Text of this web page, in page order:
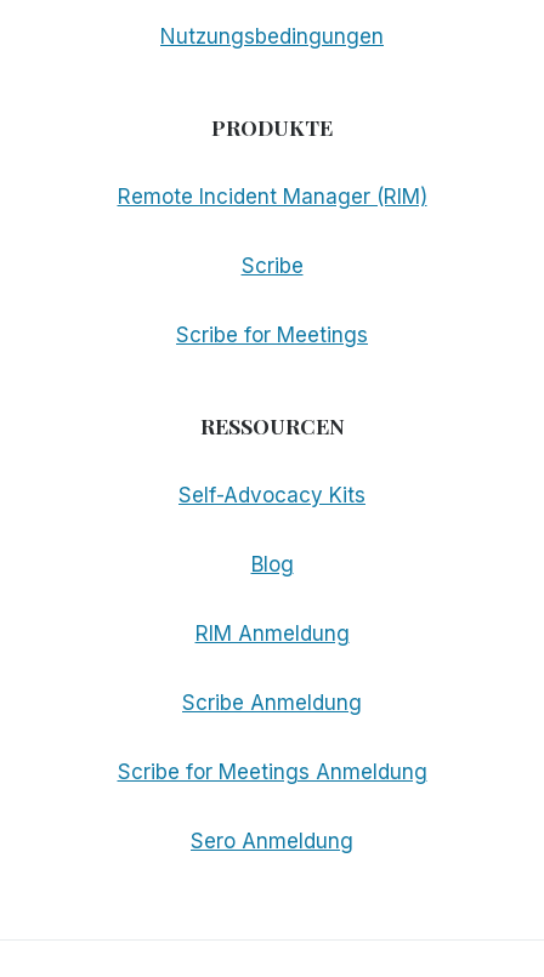
Nutzungsbedingungen
PRODUKTE
Remote Incident Manager (RIM)
Scribe
Scribe for Meetings
RESSOURCEN
Self-Advocacy Kits
Blog
RIM Anmeldung
Scribe Anmeldung
Scribe for Meetings Anmeldung
Sero Anmeldung